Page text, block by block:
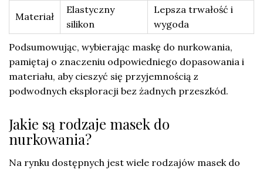
Materiał
Elastyczny
silikon
Lepsza trwałość i
wygoda
Podsumowując, wybierając maskę do nurkowania,
pamiętaj o znaczeniu odpowiedniego dopasowania i
materiału, aby cieszyć się przyjemnością z
podwodnych eksploracji bez żadnych przeszkód.
Jakie są rodzaje masek do
nurkowania?
Na rynku dostępnych jest wiele rodzajów masek do